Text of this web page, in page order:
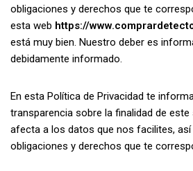
obligaciones y derechos que te
esta web https://
está muy bien. Nuestro deber es
debidamente informado.
En esta Política de Privacidad te
transparencia sobre la finalidad de
afecta a los datos que nos facilites,
obligaciones y derechos que te